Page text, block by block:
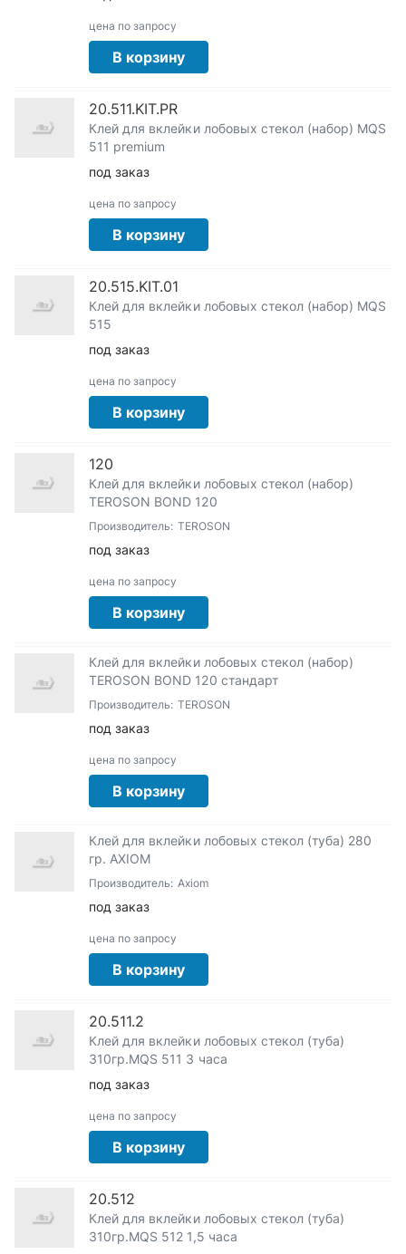
цена по запросу
В корзину
20.511.KIT.PR
Клей для вклейки лобовых стекол (набор) MQS
511 premium
под заказ
цена по запросу
В корзину
20.515.KIT.01
Клей для вклейки лобовых стекол (набор) MQS
515
под заказ
цена по запросу
В корзину
120
Клей для вклейки лобовых стекол (набор)
TEROSON BOND 120
Производитель: TEROSON
под заказ
цена по запросу
В корзину
Клей для вклейки лобовых стекол (набор)
TEROSON BOND 120 стандарт
Производитель: TEROSON
под заказ
цена по запросу
В корзину
Клей для вклейки лобовых стекол (туба) 280
гр. AXIOM
Производитель: Axiom
под заказ
цена по запросу
В корзину
20.511.2
Клей для вклейки лобовых стекол (туба)
310гр.MQS 511 3 часа
под заказ
цена по запросу
В корзину
20.512
Клей для вклейки лобовых стекол (туба)
310гр.MQS 512 1,5 часа